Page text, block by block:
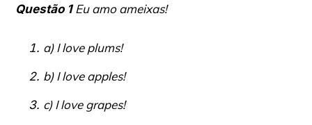
Questão 1 Eu amo ameixas!
a) I love plums!
b) I love apples!
c) I love grapes!